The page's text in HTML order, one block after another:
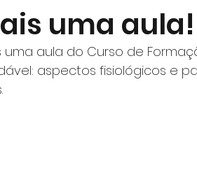
uma aula!
uma aula do Curso de
aspectos fisiológicos e